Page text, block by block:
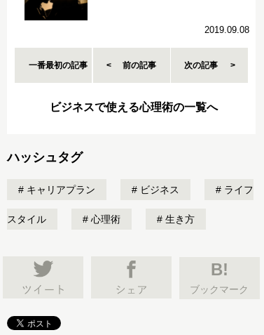
2019.09.08
一番最初の記事 前の記事 次の記事
ビジネスで使える心理術の一覧へ
ハッシュタグ
キャリアプラン ビジネス ライフ
スタイル 心理術 生き方
B!
ブックマーク